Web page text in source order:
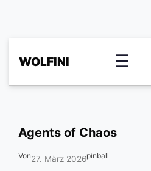
WOLFINI ☰
Agents of Chaos
Von27. März 2026pinball